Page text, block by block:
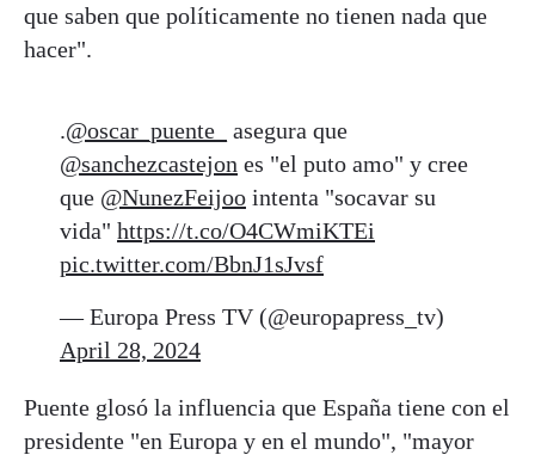
que saben que políticamente no tienen nada que
hacer".
.@oscar_puente_
asegura que
@sanchezcastejon es "el puto amo" y cree
que @NunezFeijoo intenta "socavar su
vida" https://t.co/O4CWmiKTEi
pic.twitter.com/BbnJ1sJvsf
— Europa Press TV (@europapress_tv)
April 28, 2024
Puente glosó la influencia que España tiene con el
presidente "en Europa y en el mundo", "mayor